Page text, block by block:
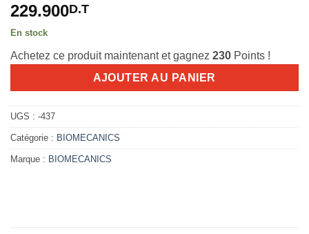
229.900D.T
En stock
Achetez ce produit maintenant et gagnez 230 Points !
AJOUTER AU PANIER
UGS : -437
Catégorie : BIOMECANICS
Marque : BIOMECANICS